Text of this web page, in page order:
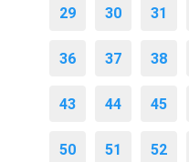
29 30 31
36 37 38
43 44 45
50 51 52